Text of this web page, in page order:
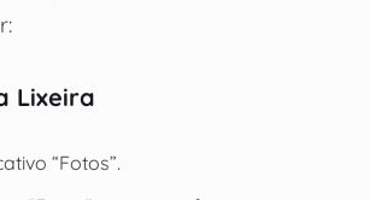
Lixeira
“Fotos”.